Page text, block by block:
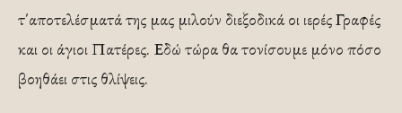
τ΄αποτελέσματά της μας μιλούν διεξοδικά οι ιερές Γραφές
και οι άγιοι Πατέρες. Εδώ τώρα θα τονίσουμε μόνο πόσο
βοηθάει στις θλίψεις.